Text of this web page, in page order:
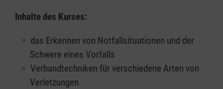
Inhalte des Kurses:
das Erkennen von Notfallsituationen und der
Schwere eines Vorfalls
Verbandtechniken für verschiedene Arten von
Verletzungen